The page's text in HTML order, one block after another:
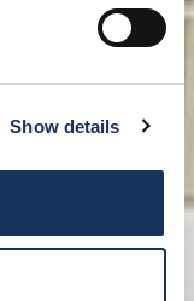
Show details